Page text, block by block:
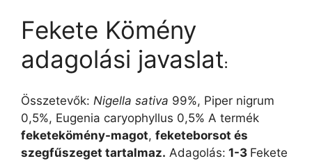
Fekete Kömény
adagolási javaslat:
Összetevők: Nigella sativa 99%, Piper nigrum
0,5%, Eugenia caryophyllus 0,5% A termék
feketekömény-magot, feketeborsot és
szegfűszeget tartalmaz. Adagolás: 1-3 Fekete